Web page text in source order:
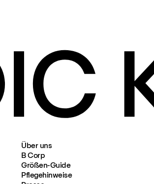
Über uns
B Corp
Größen-Guide
Pflegehinweise